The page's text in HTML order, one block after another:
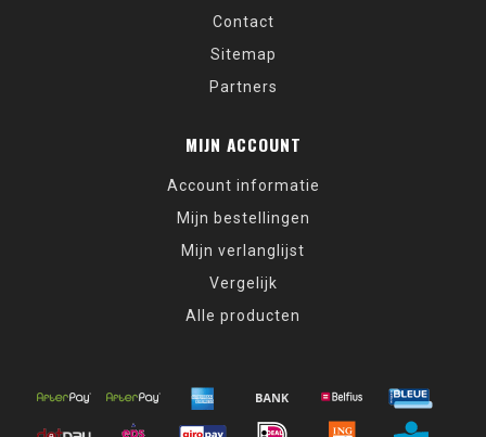
Contact
Sitemap
Partners
MIJN ACCOUNT
Account informatie
Mijn bestellingen
Mijn verlanglijst
Vergelijk
Alle producten